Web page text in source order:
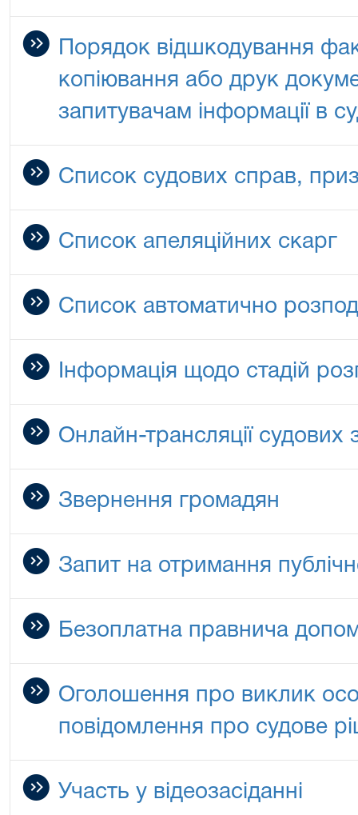
Порядок відшкодування
копіювання або друк
запитувачам інформації в
Список судових справ,
Список апеляційних скарг
Список автоматично
Інформація щодо стадій
Онлайн-трансляції судових
Звернення громадян
Запит на отримання
Безоплатна правнича
Оголошення про виклик
повідомлення про судове
Участь у відеозасіданні